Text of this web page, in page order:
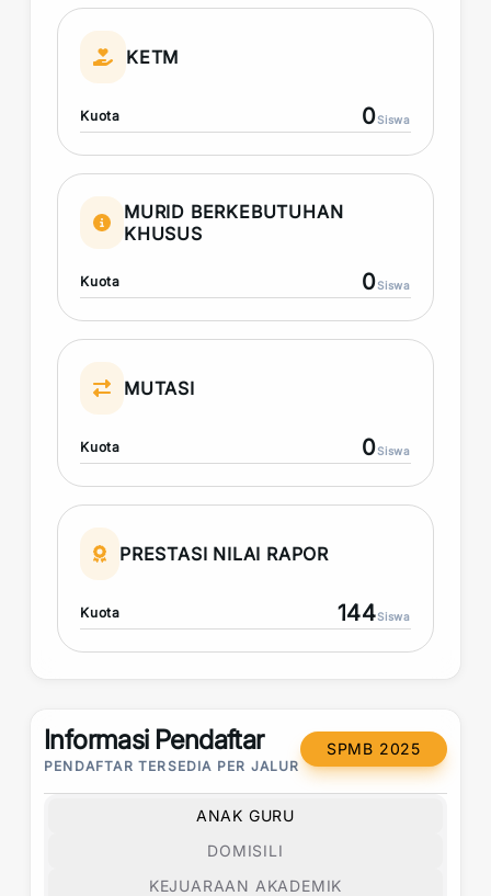
KETM
Kuota 0Siswa
MURID BERKEBUTUHAN
KHUSUS
Kuota 0Siswa
MUTASI
Kuota 0Siswa
PRESTASI NILAI RAPOR
Kuota 144Siswa
Informasi Pendaftar
PENDAFTAR TERSEDIA PER JALUR
SPMB 2025
ANAK GURU
DOMISILI
KEJUARAAN AKADEMIK